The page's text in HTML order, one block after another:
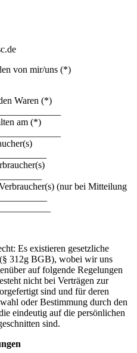
von mir/uns (*)
Waren (*)
am (*)
(nur bei Mitteilung
Es existieren gesetzliche
312g BGB), wobei wir uns
auf folgende Regelungen
nicht bei Verträgen zur
sind und für deren
oder Bestimmung durch den
eindeutig auf die persönlichen
sind.